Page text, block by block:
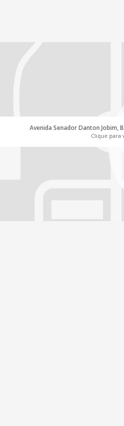
Avenida Senador Danton Jobim,
Clique para